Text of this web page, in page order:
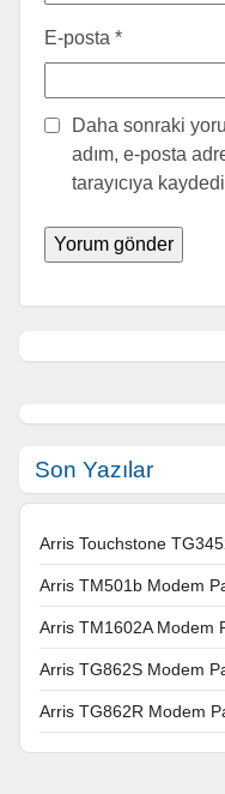
E-posta *
Daha sonraki
adım, e-posta
tarayıcıya
Son Yazılar
Arris Touchstone
Arris TM501b Modem
Arris TM1602A Modem
Arris TG862S Modem
Arris TG862R Modem